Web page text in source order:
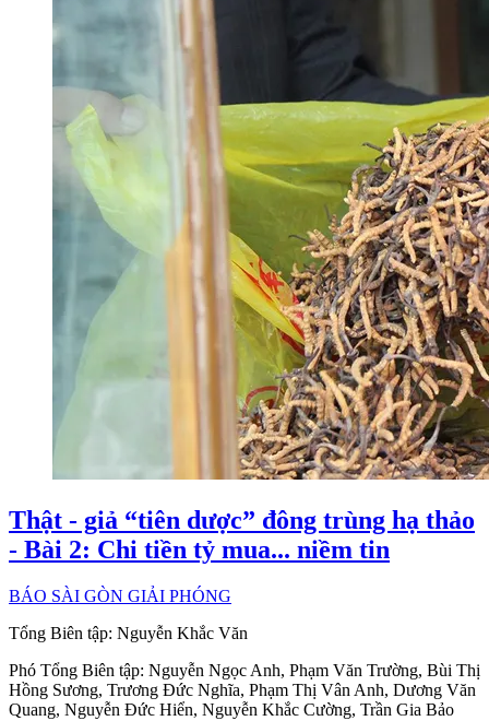
Thật - giả “tiên dược” đông trùng hạ thảo
- Bài 2: Chi tiền tỷ mua... niềm tin
BÁO SÀI GÒN GIẢI PHÓNG
Tổng Biên tập: Nguyễn Khắc Văn
Phó Tổng Biên tập: Nguyễn Ngọc Anh, Phạm Văn Trường, Bùi Thị
Hồng Sương, Trương Đức Nghĩa, Phạm Thị Vân Anh, Dương Văn
Quang, Nguyễn Đức Hiển, Nguyễn Khắc Cường, Trần Gia Bảo